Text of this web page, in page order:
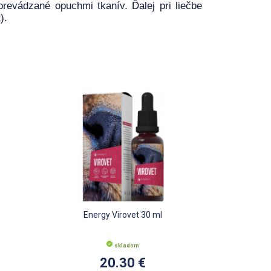
opuchmi tkanív. Ďalej pri liečbe
Energy Virovet 30 ml
skladom
20.30 €